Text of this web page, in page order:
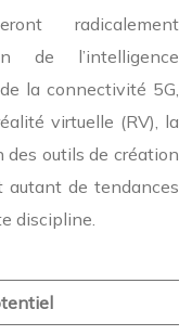
radicalement
de l’intelligence
la connectivité 5G,
virtuelle (RV), la
des outils de création
autant de tendances
discipline.